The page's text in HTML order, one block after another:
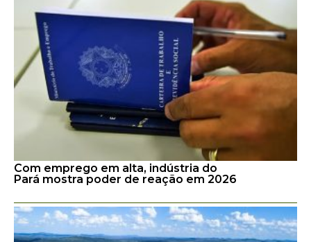
Com emprego em alta, indústria do
Pará mostra poder de reação em 2026